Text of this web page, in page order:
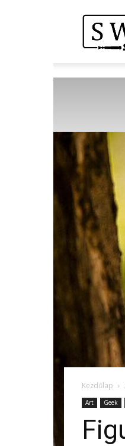
Wars
Miniatures
Portál
Kezdőlap
Art Geek